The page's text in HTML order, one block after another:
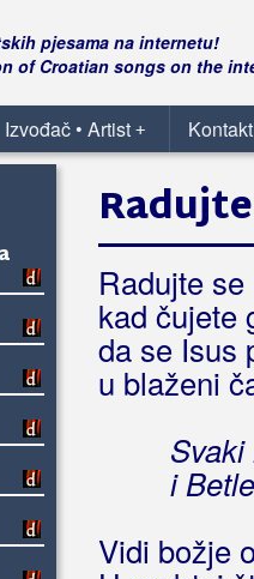
pjesama na internetu!
of Croatian songs on the
+
Izvođač • Artist
Radujte
kad čujete
da se Isus
u blaženi
i
Vidi božje